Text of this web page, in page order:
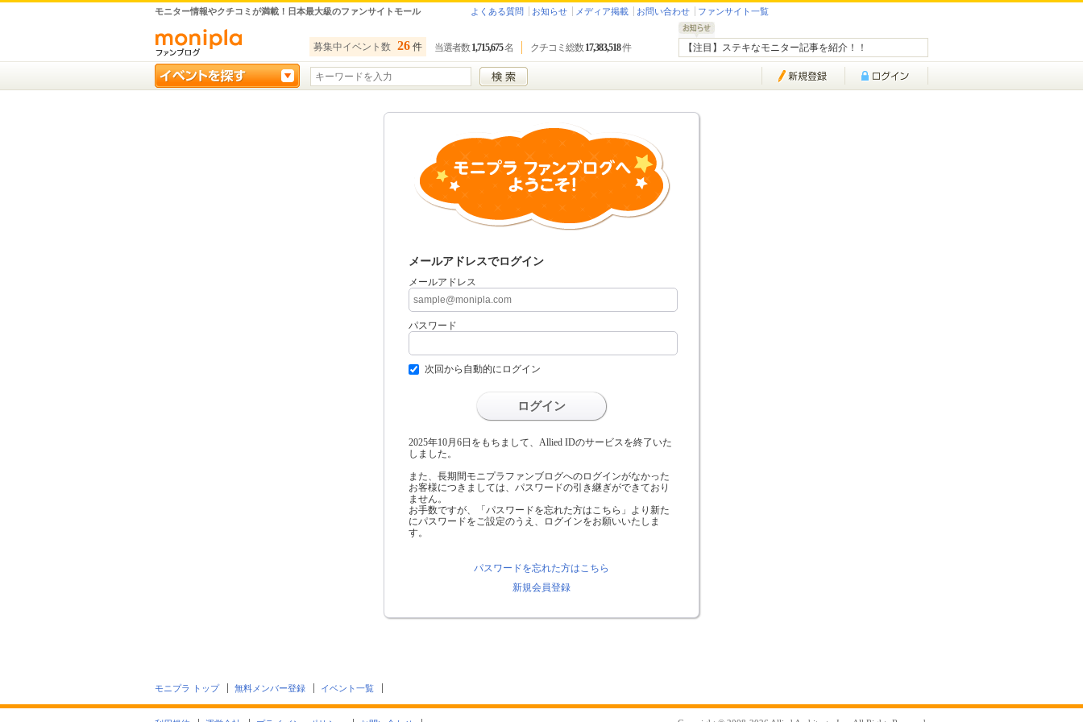
モニター情報やクチコミが満載！日本最大級のファンサイトモール よくある質問 お知らせ メディア掲載 お問い合わせ ファンサイト一覧
【注目】ステキなモニター記事を紹介！！
募集中イベント数 26 件 当選者数 1,715,675名 クチコミ総数 17,383,518件
メールアドレスでログイン
メールアドレス
パスワード
次回から自動的にログイン
ログイン
2025年10月6日をもちまして、Allied IDのサービスを終了いた
しました。
また、長期間モニプラファンブログへのログインがなかった
お客様につきましては、パスワードの引き継ぎができており
ません。
お手数ですが、「パスワードを忘れた方はこちら」より新た
にパスワードをご設定のうえ、ログインをお願いいたしま
す。
パスワードを忘れた方はこちら
新規会員登録
モニプラ トップ 無料メンバー登録 イベント一覧